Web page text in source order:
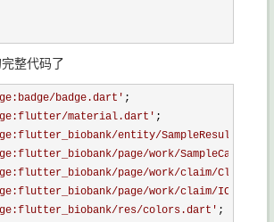
整代码了
badge.dart ' ;
material.dart ' ;
entity/SampleResult.dart
page/work/
page/work/claim/
page/work/claim/
res/colors.dart ' ;